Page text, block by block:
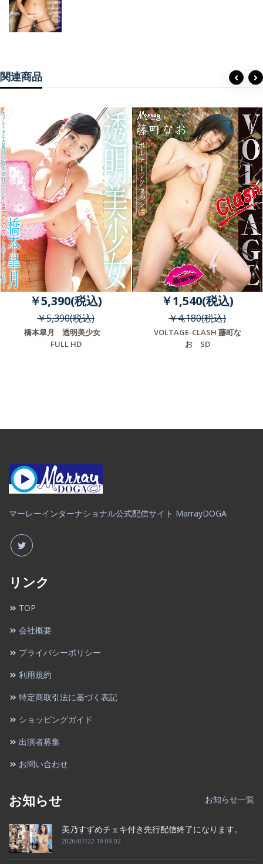
関連商品
￥5,390(税込)
￥5,390(税込)
橋本皐月 透明美少女
FULL HD
￥1,540(税込)
￥4,180(税込)
VOLTAGE-CLASH 藤町な
お SD
マーレーインターナショナル公式配信サイト MarrayDOGA
リンク
TOP
会社概要
プライバシーポリシー
利用規約
特定商取引法に基づく表記
ショッピングガイド
出演者募集
お問い合わせ
お知らせ お知らせ一覧
美乃すずめチェキ付き先行配信終了になります。
2026/07/22 19:09:02